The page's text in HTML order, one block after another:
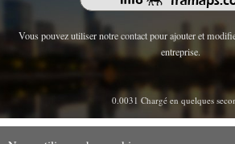
Vous pouvez utiliser notre contact pour ajouter et
entreprise.
0.0031 Chargé en quelques